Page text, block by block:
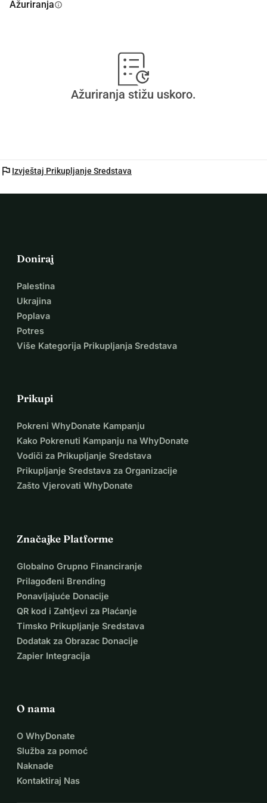
Ažuriranjainfo
Ažuriranja stižu uskoro.
flag Izvještaj Prikupljanje Sredstava
Doniraj
Palestina
Ukrajina
Poplava
Potres
Više Kategorija Prikupljanja Sredstava
Prikupi
Pokreni WhyDonate Kampanju
Kako Pokrenuti Kampanju na WhyDonate
Vodiči za Prikupljanje Sredstava
Prikupljanje Sredstava za Organizacije
Zašto Vjerovati WhyDonate
Značajke Platforme
Globalno Grupno Financiranje
Prilagođeni Brending
Ponavljajuće Donacije
QR kod i Zahtjevi za Plaćanje
Timsko Prikupljanje Sredstava
Dodatak za Obrazac Donacije
Zapier Integracija
O nama
O WhyDonate
Služba za pomoć
Naknade
Kontaktiraj Nas